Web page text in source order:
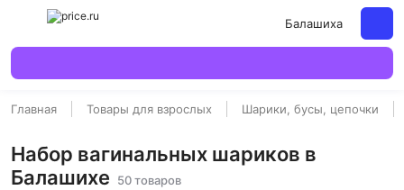
Балашиха
Главная Товары для взрослых Шарики, бусы, цепочки
Набор вагинальных шариков в
Балашихе
50 товаров